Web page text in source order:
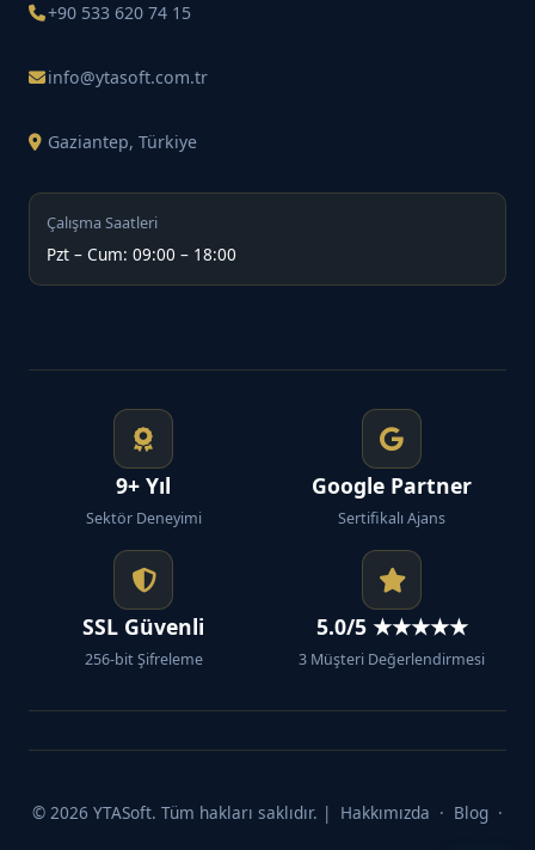
+90 533 620 74 15
info@ytasoft.com.tr
Gaziantep, Türkiye
Çalışma Saatleri
Pzt – Cum: 09:00 – 18:00
9+ Yıl
Sektör Deneyimi
Google Partner
Sertifikalı Ajans
SSL Güvenli
256-bit Şifreleme
5.0/5 ★★★★★
3 Müşteri Değerlendirmesi
© 2026 YTASoft. Tüm hakları saklıdır. | Hakkımızda · Blog ·